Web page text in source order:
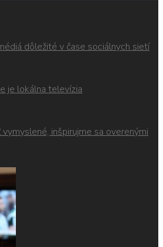
dôležité v čase sociálnych sietí
je lokálna televízia
inšpirujme sa overenými